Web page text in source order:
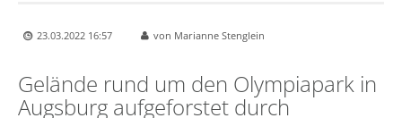
23.03.2022 16:57 von Marianne Stenglein
Gelände rund um den Olympiapark in
Augsburg aufgeforstet durch